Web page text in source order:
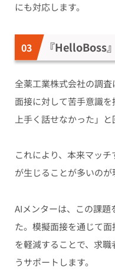
にも対応します。
『HelloBoss
全薬工業株式会社の調
面接に対して苦手意識
上手く話せなかった」と
これにより、本来マッ
が生じることが多いのが
AIメンターは、この課
た。模擬面接を通じて
を軽減することで、求
うサポートします。